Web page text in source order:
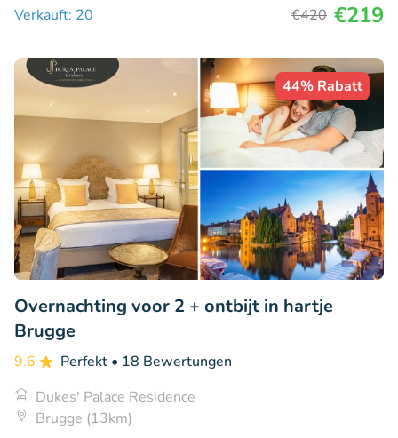
Verkauft: 20
€420 €219
44% Rabatt
Overnachting voor 2 + ontbijt in hartje
Brugge
9.6 Perfekt • 18 Bewertungen
Dukes' Palace Residence
Brugge (13km)